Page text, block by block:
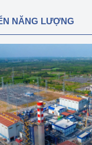
NĂNG LƯỢNG